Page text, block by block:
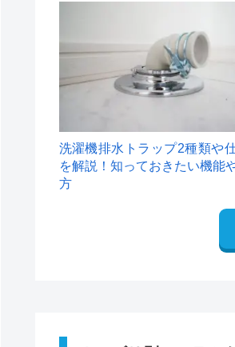
洗濯機排水トラップ2種類や
を解説！知っておきたい機能
方